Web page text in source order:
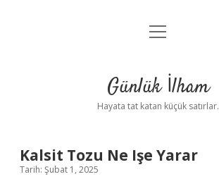
Anasayfa
Yasal Uyarı
menüyü
Günlük İlham
Hayata tat katan küçük satırlar.
Kalsit Tozu Ne Işe Yarar
Tarih: Şubat 1, 2025